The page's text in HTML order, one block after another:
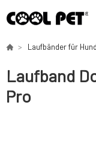
Laufbänder für
Laufband
Pro